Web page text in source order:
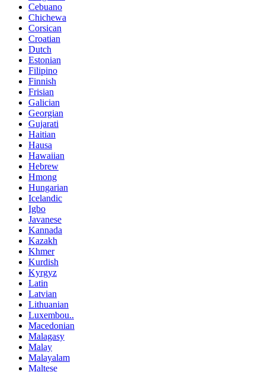
Cebuano
Chichewa
Corsican
Croatian
Dutch
Estonian
Filipino
Finnish
Frisian
Galician
Georgian
Gujarati
Haitian
Hausa
Hawaiian
Hebrew
Hmong
Hungarian
Icelandic
Igbo
Javanese
Kannada
Kazakh
Khmer
Kurdish
Kyrgyz
Latin
Latvian
Lithuanian
Luxembou..
Macedonian
Malagasy
Malay
Malayalam
Maltese